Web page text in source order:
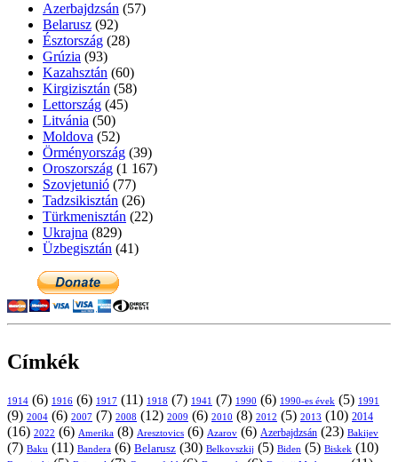
Azerbajdzsán (57)
Belarusz (92)
Észtország (28)
Grúzia (93)
Kazahsztán (60)
Kirgizisztán (58)
Lettország (45)
Litvánia (50)
Moldova (52)
Örményország (39)
Oroszország (1 167)
Szovjetunió (77)
Tadzsikisztán (26)
Türkmenisztán (22)
Ukrajna (829)
Üzbegisztán (41)
Címkék
1914 (6) 1916 (6) 1917 (11) 1918 (7) 1941 (7) 1990 (6) 1990-es évek (5) 1991
(9) 2004 (6) 2007 (7) 2008 (12) 2009 (6) 2010 (8) 2012 (5) 2013 (10) 2014
(16) 2022 (6) Amerika (8) Aresztovics (6) Azarov (6) Azerbajdzsán (23) Bakijev
(7) Baku (11) Bandera (6) Belarusz (30) Belkovszkij (5) Biden (5) Biskek (10)